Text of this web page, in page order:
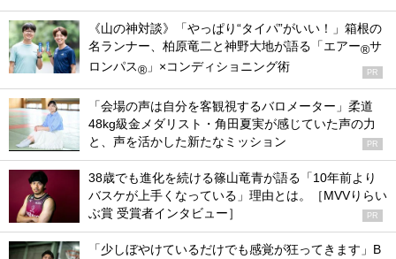
《山の神対談》「やっぱり“タイパ”がいい！」箱根の
名ランナー、柏原竜二と神野大地が語る「エアー®サ
ロンパス® 」×コンディショニング術 PR
「会場の声は自分を客観視するバロメーター」柔道
48kg級金メダリスト・角田夏実が感じていた声の力
と、声を活かした新たなミッション
PR
38歳でも進化を続ける篠山竜青が語る「10年前より
バスケが上手くなっている」理由とは。［MVVりらい
ぶ賞 受賞者インタビュー］
PR
「少しぼやけているだけでも感覚が狂ってきます」B